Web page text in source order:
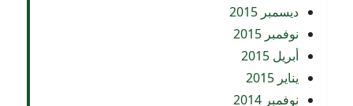
ديسمبر 2015
نوفمبر 2015
أبريل 2015
يناير 2015
نوفمبر 2014